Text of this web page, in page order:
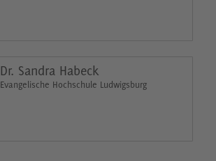
Dr. Sandra Habeck
Evangelische Hochschule Ludwigsburg